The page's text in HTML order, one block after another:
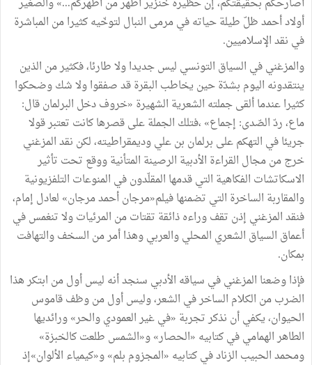
أولاد أحمد ظلّ طيلة حياته في مرمى النبال لتوخّيه كثيرا من المباشرة
في نقد الإسلاميين.
والمزغني في السياق التونسي ليس جديدا ولا طارئا، فكثير من الذين
ينتقدونه اليوم بشدّة حين يخاطب البقرة قد صفقوا ولا شك وضحكوا
كثيرا عندما ألقى جملته الشعرية الشهيرة «خروف دخل البرلمان قال:
ماع، ردّ الصّدى: إجماع» ،فتلك الجملة على قصرها كانت تعتبر قولا
جريئا في التهكم على برلمان بن علي وديمقراطيته، لكن نقد المزغني
خرج من مجال القراءة الأدبية الرصينة المتأنية ووقع تحت تأثير
الاسكاتشات الفكاهية التي قدمها المقلّدون في المنوعات التلفزيونية
والمقاربة الساخرة التي تضمنها فيلم«مرجان أحمد مرجان» لعادل إمام،
فنقد المزغني إذن تقف وراءه ذائقة تقتات من المرئيات ولا تنغمس في
أعماق السياق الشعري المحلي والعربي وهذا أمر من السخف والتهافت
بمكان.
فإذا وضعنا المزغني في سياقه الأدبي سنجد أنه ليس أول من ابتكر هذا
الضرب من الكلام الساخر في الشعر، وليس أول من وظف قاموس
الحيوان، يكفي أن نذكر تجربة «في غير العمودي والحر» ورائديها
الطاهر الهمامي في كتابيه «الحصار» و«الشمس طلعت كالخبزة»
ومحمد الحبيب الزناد في كتابيه «المجزوم بلم» و«كيمياء الألوان»إذ